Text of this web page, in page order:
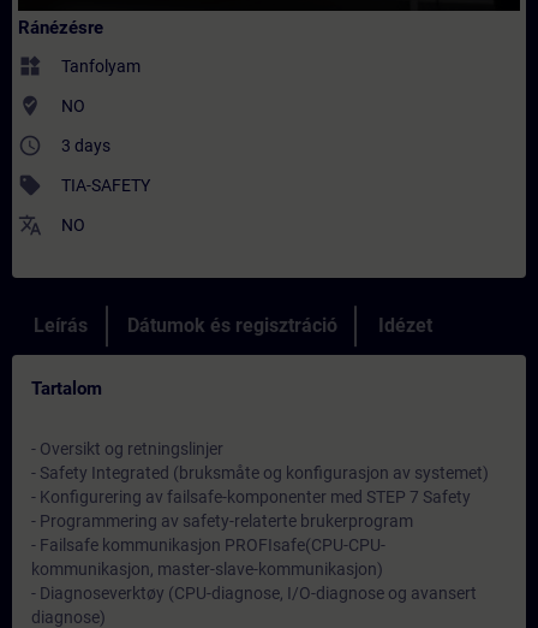
Ránézésre
widgets Tanfolyam
where_to_vote NO
access_time 3 days
sell TIA-SAFETY
translate NO
Leírás Dátumok és regisztráció Idézet
Tartalom
- Oversikt og retningslinjer
- Safety Integrated (bruksmåte og konfigurasjon av systemet)
- Konfigurering av failsafe-komponenter med STEP 7 Safety
- Programmering av safety-relaterte brukerprogram
- Failsafe kommunikasjon PROFIsafe(CPU-CPU-
kommunikasjon, master-slave-kommunikasjon)
- Diagnoseverktøy (CPU-diagnose, I/O-diagnose og avansert
diagnose)